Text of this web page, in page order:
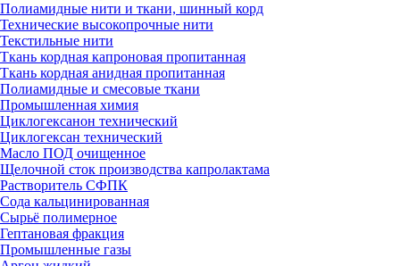
Полиамидные нити и ткани, шинный корд
Технические высокопрочные нити
Текстильные нити
Ткань кордная капроновая пропитанная
Ткань кордная анидная пропитанная
Полиамидные и смесовые ткани
Промышленная химия
Циклогексанон технический
Циклогексан технический
Масло ПОД очищенное
Щелочной сток производства капролактама
Растворитель СФПК
Сода кальцинированная
Сырьё полимерное
Гептановая фракция
Промышленные газы